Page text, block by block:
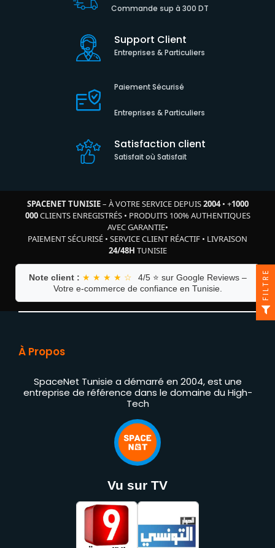
Commande sup à 300 DT
Support Client
Entreprises & Particuliers
Paiement Sécurisé
Entreprises & Particuliers
Satisfaction client
Satisfait où Satisfait
SPACENET TUNISIE– À VOTRE SERVICE DEPUIS2004• +1000
000CLIENTS ENREGISTRÉS• PRODUITS 100% AUTHENTIQUES
AVEC GARANTIE•
PAIEMENT SÉCURISÉ • SERVICE CLIENT RÉACTIF • LIVRAISON
24/48H TUNISIE
Note client : ★ ★ ★ ★ ☆
4/5 ⭐ sur Google Reviews –
Votre e-commerce de confiance en Tunisie.
À Propos
SpaceNet Tunisie a démarré en 2004, est une
entreprise de référence dans le domaine du High-
Tech
Vu sur TV
FILTRE